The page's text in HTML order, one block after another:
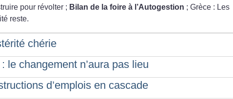
pour révolter ; Bilan de la foire à l’Autogestion ; Grèce : Les
reste.
chérie
le changement n’aura pas lieu
d’emplois en cascade